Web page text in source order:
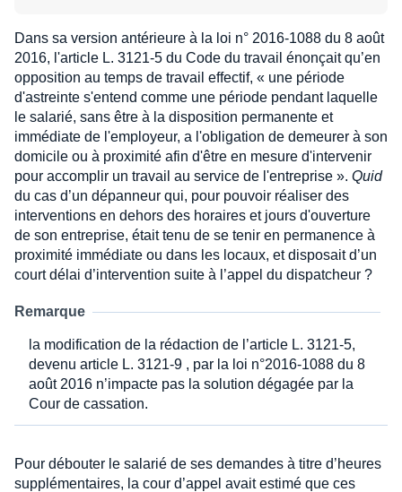
Dans sa version antérieure à la loi n° 2016-1088 du 8 août
2016, l'article L. 3121-5 du Code du travail énonçait qu’en
opposition au temps de travail effectif, « une période
d'astreinte s'entend comme une période pendant laquelle
le salarié, sans être à la disposition permanente et
immédiate de l'employeur, a l'obligation de demeurer à son
domicile ou à proximité afin d'être en mesure d'intervenir
pour accomplir un travail au service de l'entreprise ». Quid
du cas d’un dépanneur qui, pour pouvoir réaliser des
interventions en dehors des horaires et jours d'ouverture
de son entreprise, était tenu de se tenir en permanence à
proximité immédiate ou dans les locaux, et disposait d’un
court délai d’intervention suite à l’appel du dispatcheur ?
Remarque
la modification de la rédaction de l’article L. 3121-5,
devenu article L. 3121-9 , par la loi n°2016-1088 du 8
août 2016 n’impacte pas la solution dégagée par la
Cour de cassation.
Pour débouter le salarié de ses demandes à titre d’heures
supplémentaires, la cour d’appel avait estimé que ces